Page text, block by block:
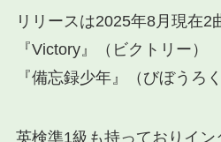
リリースは2025年8月現在2
『Victory』（ビクトリー）
『備忘録少年』（びぼうろ
英検準1級も持っておりイ